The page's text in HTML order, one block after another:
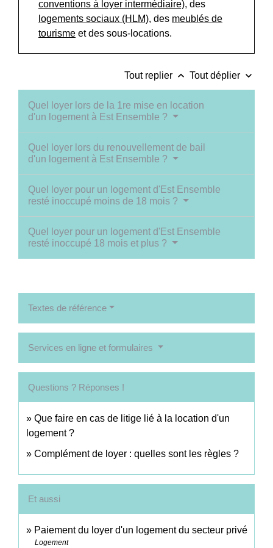
conventions à loyer intermédiaire), des
logements sociaux (HLM), des meublés de
tourisme et des sous-locations.
Tout replier keyboard_arrow_up Tout déplier keyboard_arrow_down
Quel loyer lors de la 1re mise en location
d'un logement à Est Ensemble ?
Quel loyer lors du renouvellement de bail
d'un logement à Est Ensemble ?
Quel loyer pour un logement d'Est Ensemble
resté inoccupé moins de 18 mois ?
Quel loyer pour un logement d'Est Ensemble
resté inoccupé 18 mois et plus ?
Textes de référence
Services en ligne et formulaires
Questions ? Réponses !
Que faire en cas de litige lié à la location d'un
logement ?
Complément de loyer : quelles sont les règles ?
Et aussi
Paiement du loyer d'un logement du secteur privé
Logement